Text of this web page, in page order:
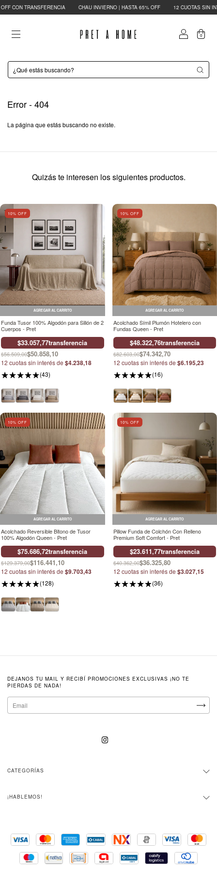
CON TRANSFERENCIA CHAU INVIERNO | HASTA 65% OFF 12 CUOTAS SIN
0
Error - 404
La página que estás buscando no existe.
Quizás te interesen los siguientes productos.
10% OFF
AGREGAR AL CARRITO
Funda Tusor 100% Algodón para Sillón de 2
Cuerpos - Pret
$33.057,77transferencia
$56.509,00$50.858,10
12 cuotas sin interés de $4.238,18
(43)
10% OFF
AGREGAR AL CARRITO
Acolchado Símil Plumón Hotelero con
Fundas Queen - Pret
$48.322,76transferencia
$82.603,00$74.342,70
12 cuotas sin interés de $6.195,23
(16)
10% OFF
AGREGAR AL CARRITO
Acolchado Reversible Bitono de Tusor
100% Algodón Queen - Pret
$75.686,72transferencia
$129.379,00$116.441,10
12 cuotas sin interés de $9.703,43
(128)
10% OFF
AGREGAR AL CARRITO
Pillow Funda de Colchón Con Relleno
Premium Soft Comfort - Pret
$23.611,77transferencia
$40.362,00$36.325,80
12 cuotas sin interés de $3.027,15
(36)
DEJANOS TU MAIL Y RECIBÍ PROMOCIONES EXCLUSIVAS ¡NO TE
PIERDAS DE NADA!
CATEGORÍAS
¡HABLEMOS!